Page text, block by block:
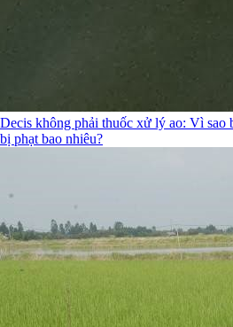
Decis không phải thuốc xử lý ao: Vì sao
bị phạt bao nhiêu?